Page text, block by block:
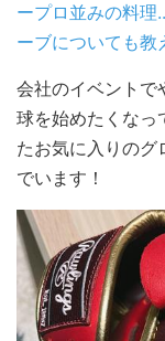
ープロ並みの料理
ーブについても教
会社のイベントで
球を始めたくなっ
たお気に入りのグ
でいます！